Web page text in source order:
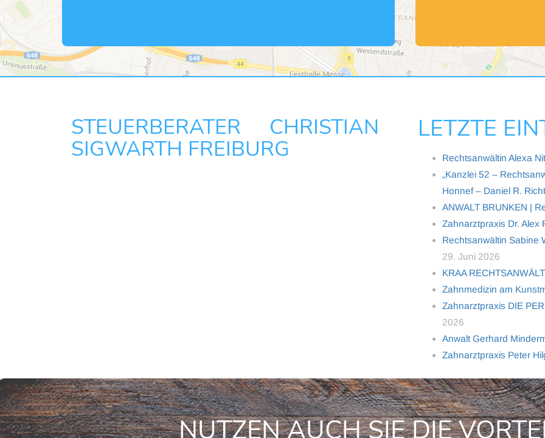
STEUERBERATER CHRISTIAN
SIGWARTH FREIBURG
LETZTE
Rechtsanwältin Alexa
„Kanzlei 52 –
Honnef – Daniel R.
ANWALT BRUNKEN |
Zahnarztpraxis Dr. Alex
Rechtsanwältin Sabine
29. Juni 2026
KRAA
Zahnmedizin am
Zahnarztpraxis DIE
2026
Anwalt Gerhard
Zahnarztpraxis Peter
NUTZEN AUCH SIE DIE